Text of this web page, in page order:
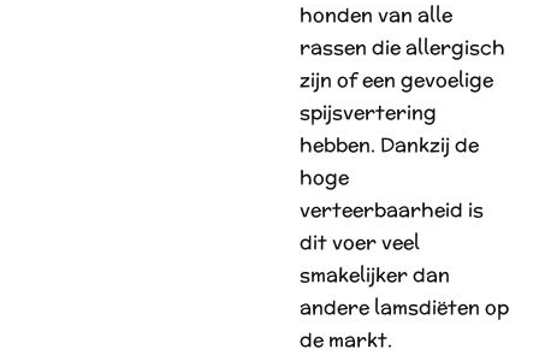
honden van alle
rassen die allergisch
zijn of een gevoelige
spijsvertering
hebben. Dankzij de
hoge
verteerbaarheid is
dit voer veel
smakelijker dan
andere lamsdiëten op
de markt.